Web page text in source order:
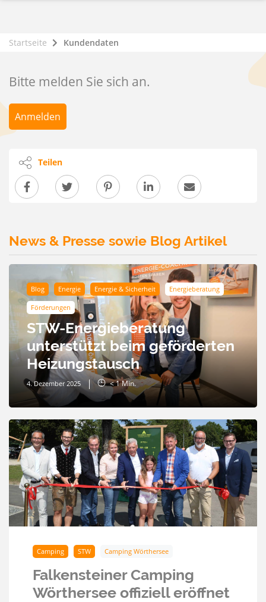
Startseite Kundendaten
Bitte melden Sie sich an.
Anmelden
Teilen
News & Presse sowie Blog Artikel
Blog Energie Energie & Sicherheit Energieberatung
Förderungen
STW-Energieberatung
unterstützt beim geförderten
Heizungstausch
4. Dezember 2025 < 1Min.
Camping STW Camping Wörthersee
Falkensteiner Camping
Wörthersee offiziell eröffnet